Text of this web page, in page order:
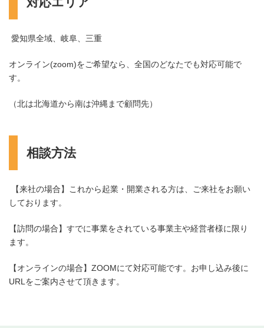
愛知県全域、岐阜、三重
オンライン(zoom)をご希望なら、全国のどなたでも対応可能で
す。
（北は北海道から南は沖縄まで顧問先）
相談方法
【来社の場合】これから起業・開業される方は、ご来社をお願い
しております。
【訪問の場合】すでに事業をされている事業主や経営者様に限り
ます。
【オンラインの場合】ZOOMにて対応可能です。お申し込み後に
URLをご案内させて頂きます。